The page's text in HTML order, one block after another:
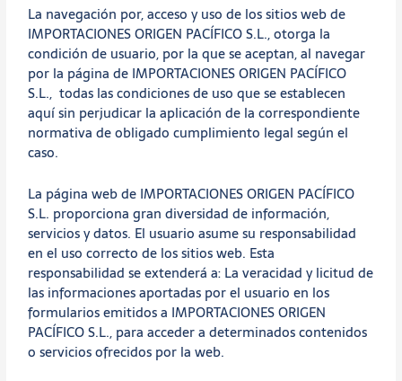
La navegación por, acceso y uso de los sitios web de
IMPORTACIONES ORIGEN PACÍFICO S.L., otorga la
condición de usuario, por la que se aceptan, al navegar
por la página de IMPORTACIONES ORIGEN PACÍFICO
S.L., todas las condiciones de uso que se establecen
aquí sin perjudicar la aplicación de la correspondiente
normativa de obligado cumplimiento legal según el
caso.
La página web de IMPORTACIONES ORIGEN PACÍFICO
S.L. proporciona gran diversidad de información,
servicios y datos. El usuario asume su responsabilidad
en el uso correcto de los sitios web. Esta
responsabilidad se extenderá a: La veracidad y licitud de
las informaciones aportadas por el usuario en los
formularios emitidos a IMPORTACIONES ORIGEN
PACÍFICO S.L., para acceder a determinados contenidos
o servicios ofrecidos por la web.